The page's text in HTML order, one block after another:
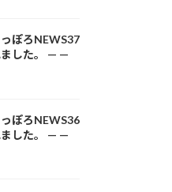
ぽろNEWS37
した。 — —
ぽろNEWS36
した。 — —